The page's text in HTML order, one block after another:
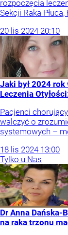
rozpoczęcia
Sekcji Raka
20 lis 2024 20:10
Jaki był 2024 rok
Leczenia
Pacjenci
walczyć o
systemowych –
18 lis 2024 13:00
Tylko u Nas
Dr Anna Dańska-
na raka trzonu